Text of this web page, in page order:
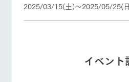
個人情報取扱いについて
よくあるご質問
2025/03/15(土)〜2025/05/25(
イベント